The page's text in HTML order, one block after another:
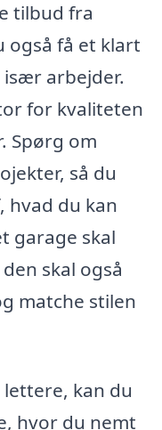
tilbud fra
også få et klart
arbejder.
for kvaliteten
Spørg om
så du
hvad du kan
garage skal
skal også
matche stilen
kan du
hvor du nemt